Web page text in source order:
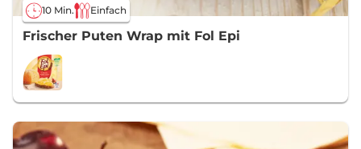
10 Min. Einfach
Frischer Puten Wrap mit Fol Epi